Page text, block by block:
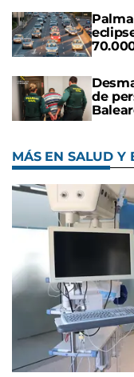
de
MÁS EN SALUD Y